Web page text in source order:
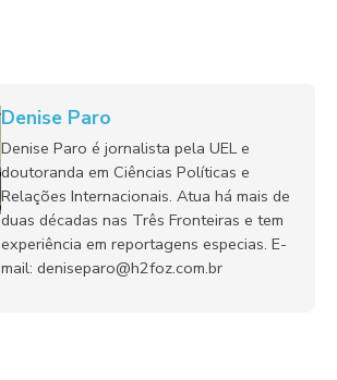
Denise Paro
Denise Paro é jornalista pela UEL e
doutoranda em Ciências Políticas e
Relações Internacionais. Atua há mais de
duas décadas nas Três Fronteiras e tem
experiência em reportagens especias. E-
mail: deniseparo@h2foz.com.br